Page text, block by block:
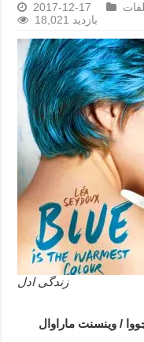
2017-12-17
18,021 بازدید
زندگی ادل
/ وینسنت ماراوال